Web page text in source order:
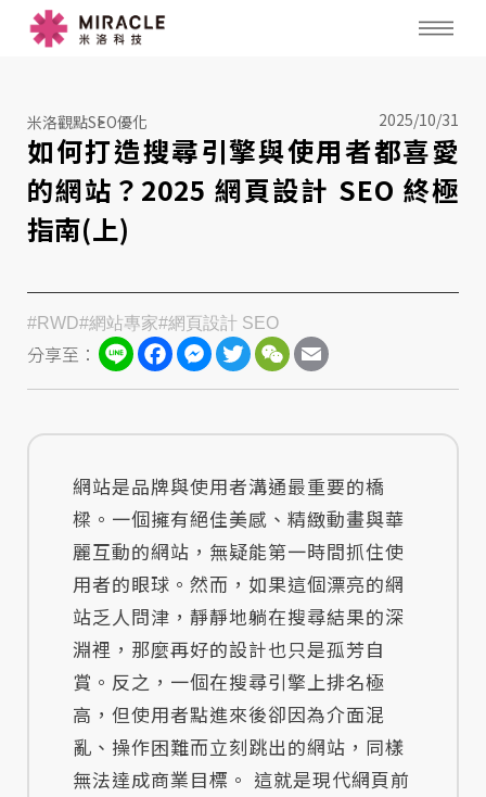
米洛觀點SEO優化 2025/10/31
如何打造搜尋引擎與使用者都喜愛
的網站？2025 網頁設計 SEO 終極
指南(上)
#RWD#網站專家#網頁設計 SEO
分享至： Line FacebookMessenger
TwitterWeChat
網站是品牌與使用者溝通最重要的橋
樑。一個擁有絕佳美感、精緻動畫與華
麗互動的網站，無疑能第一時間抓住使
用者的眼球。然而，如果這個漂亮的網
站乏人問津，靜靜地躺在搜尋結果的深
淵裡，那麼再好的設計也只是孤芳自
賞。反之，一個在搜尋引擎上排名極
高，但使用者點進來後卻因為介面混
亂、操作困難而立刻跳出的網站，同樣
無法達成商業目標。 這就是現代網頁前